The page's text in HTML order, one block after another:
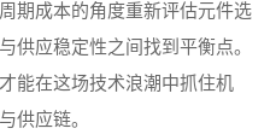
期成本的角度重新评估元件选
供应稳定性之间找到平衡点。
能在这场技术浪潮中抓住机
供应链。